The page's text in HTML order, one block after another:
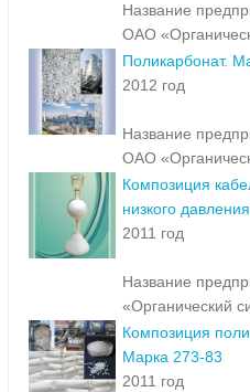
Название
ОАО
Поликарбонат.
2012 год
Название
ОАО
Композиция
низкого
2011 год
Название
«Органический
Композиция
Марка 273-83
2011 год